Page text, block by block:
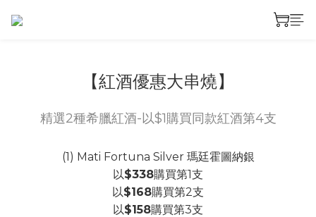
【紅酒優惠大串燒】
精選2種希臘紅酒-以$1購買同款紅酒第4支
(1) Mati Fortuna Silver 瑪廷霍圖納銀
以$338購買第1支
以$168購買第2支
以$158購買第3支